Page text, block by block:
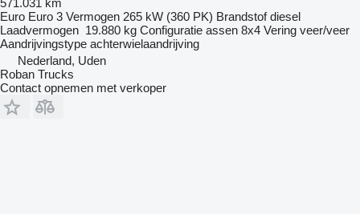
571.031 km
Euro Euro 3 Vermogen 265 kW (360 PK) Brandstof diesel
Laadvermogen 19.880 kg Configuratie assen 8x4 Vering veer/veer
Aandrijvingstype achterwielaandrijving
Nederland, Uden
Roban Trucks
Contact opnemen met verkoper